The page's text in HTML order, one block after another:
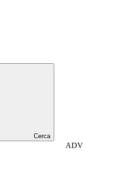
Cerca
ADV